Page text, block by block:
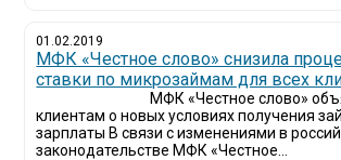
01.02.2019
МФК «Честное слово» снизила
ставки по микрозаймам для всех
МФК «Честное слово»
клиентам о новых условиях получения
зарплаты В связи с изменениями в
законодательстве МФК «Честное...